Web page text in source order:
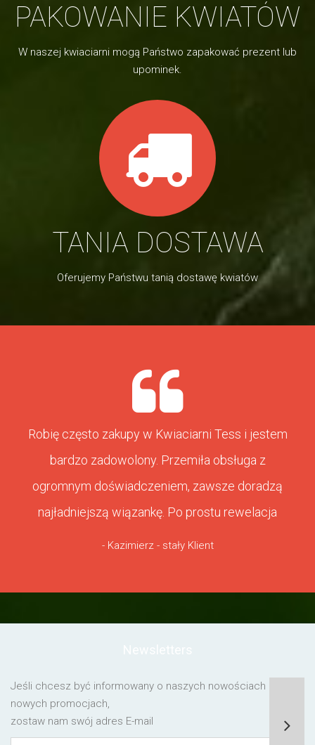
PAKOWANIE KWIATÓW
W naszej kwiaciarni mogą Państwo zapakować prezent lub
upominek.
TANIA DOSTAWA
Oferujemy Państwu tanią dostawę kwiatów
Robię często zakupy w Kwiaciarni Tess i jestem
bardzo zadowolony. Przemiła obsługa z
ogromnym doświadczeniem, zawsze doradzą
najładniejszą wiązankę. Po prostu rewelacja
- Kazimierz - stały Klient
Jeśli chcesz być informowany o naszych nowościach lub o
nowych promocjach,
zostaw nam swój adres E-mail